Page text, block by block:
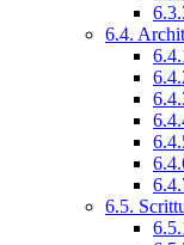
6.4.
6.5.